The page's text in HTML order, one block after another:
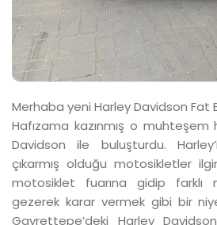
Merhaba yeni Harley Davidson Fat
Hafızama kazınmış o
Davidson ile buluşturdu.
çıkarmış olduğu motosikletler
motosiklet fuarına gidip farklı
gezerek karar vermek gibi bir
Gayrettepe’deki Harley